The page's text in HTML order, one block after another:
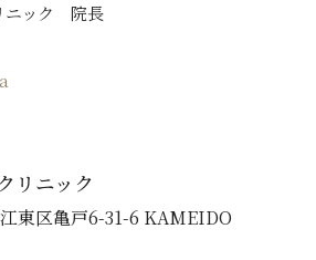
ニック 院長
リニック
東区亀戸6-31-6 KAMEIDO